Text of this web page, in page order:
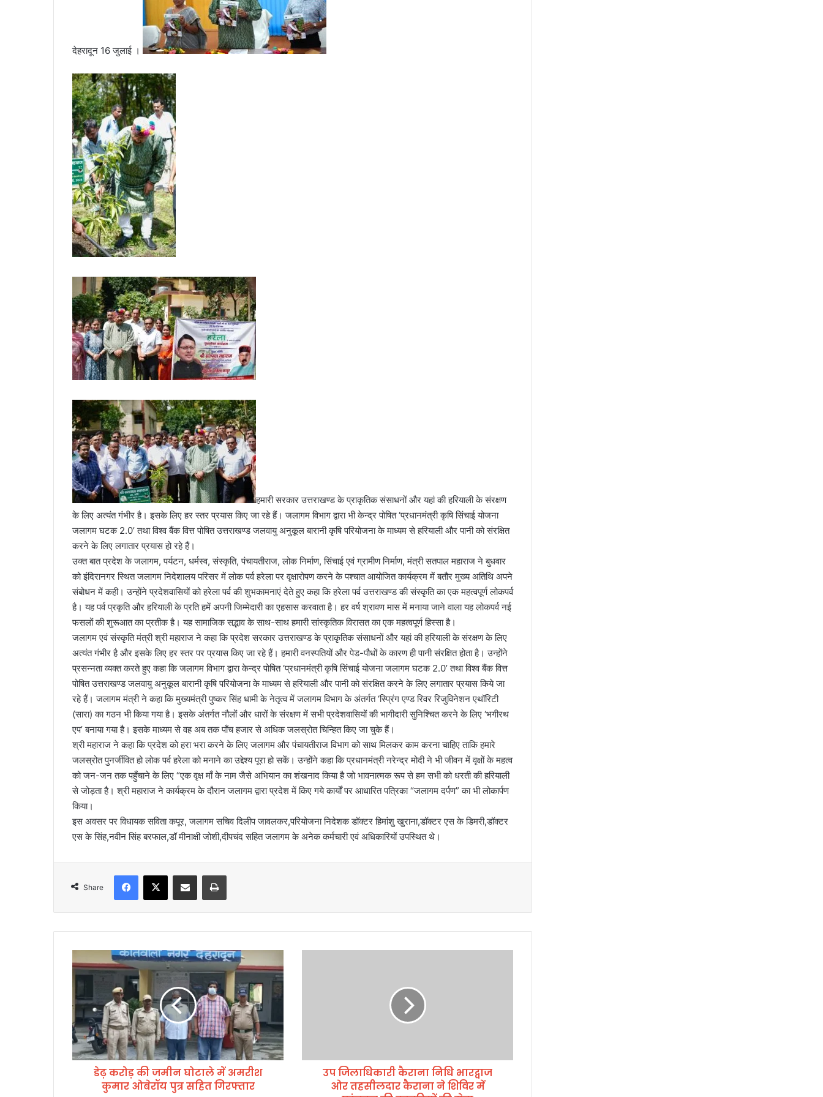
देहरादून 16 जुलाई ।
हमारी सरकार उत्तराखण्ड के प्राकृतिक संसाधनों और यहां की हरियाली के संरक्षण
के लिए अत्यंत गंभीर है। इसके लिए हर स्तर प्रयास किए जा रहे हैं। जलागम विभाग द्वारा भी केन्द्र पोषित ‘प्रधानमंत्री कृषि सिंचाई योजना
जलागम घटक 2.0’ तथा विश्व बैंक वित्त पोषित उत्तराखण्ड जलवायु अनुकूल बारानी कृषि परियोजना के माध्यम से हरियाली और पानी को संरक्षित
करने के लिए लगातार प्रयास हो रहे हैं।
उक्त बात प्रदेश के जलागम, पर्यटन, धर्मस्व, संस्कृति, पंचायतीराज, लोक निर्माण, सिंचाई एवं ग्रामीण निर्माण, मंत्री सतपाल महाराज ने बुधवार
को इंदिरानगर स्थित जलागम निदेशालय परिसर में लोक पर्व हरेला पर वृक्षारोपण करने के पश्चात आयोजित कार्यक्रम में बतौर मुख्य अतिथि अपने
संबोधन में कही। उन्होंने प्रदेशवासियों को हरेला पर्व की शुभकामनाएं देते हुए कहा कि हरेला पर्व उत्तराखण्ड की संस्कृति का एक महत्वपूर्ण लोकपर्व
है। यह पर्व प्रकृति और हरियाली के प्रति हमें अपनी जिम्मेदारी का एहसास करवाता है। हर वर्ष श्रावण मास में मनाया जाने वाला यह लोकपर्व नई
फसलों की शुरूआत का प्रतीक है। यह सामाजिक सद्भाव के साथ-साथ हमारी सांस्कृतिक विरासत का एक महत्वपूर्ण हिस्सा है।
जलागम एवं संस्कृति मंत्री श्री महाराज ने कहा कि प्रदेश सरकार उत्तराखण्ड के प्राकृतिक संसाधनों और यहां की हरियाली के संरक्षण के लिए
अत्यंत गंभीर है और इसके लिए हर स्तर पर प्रयास किए जा रहे हैं। हमारी वनस्पतियों और पेड-पौधों के कारण ही पानी संरक्षित होता है। उन्होंने
प्रसन्नता व्यक्त करते हुए कहा कि जलागम विभाग द्वारा केन्द्र पोषित ‘प्रधानमंत्री कृषि सिंचाई योजना जलागम घटक 2.0’ तथा विश्व बैंक वित्त
पोषित उत्तराखण्ड जलवायु अनुकूल बारानी कृषि परियोजना के माध्यम से हरियाली और पानी को संरक्षित करने के लिए लगातार प्रयास किये जा
रहे हैं। जलागम मंत्री ने कहा कि मुख्यमंत्री पुष्कर सिंह धामी के नेतृत्व में जलागम विभाग के अंतर्गत ‘स्प्रिंग एण्ड रिवर रिजुविनेशन एथॉरिटी
(सारा) का गठन भी किया गया है। इसके अंतर्गत नौलों और धारों के संरक्षण में सभी प्रदेशवासियों की भागीदारी सुनिश्चित करने के लिए ‘भगीरथ
एप’ बनाया गया है। इसके माध्यम से वह अब तक पाँच हजार से अधिक जलस्रोत चिन्हित किए जा चुके हैं।
श्री महाराज ने कहा कि प्रदेश को हरा भरा करने के लिए जलागम और पंचायतीराज विभाग को साथ मिलकर काम करना चाहिए ताकि हमारे
जलस्रोत पुनर्जीवित हो लोक पर्व हरेला को मनाने का उद्देश्य पूरा हो सकें। उन्होंने कहा कि प्रधानमंत्री नरेन्द्र मोदी ने भी जीवन में वृक्षों के महत्व
को जन-जन तक पहुँचाने के लिए “एक वृक्ष माँ के नाम जैसे अभियान का शंखनाद किया है जो भावनात्मक रूप से हम सभी को धरती की हरियाली
से जोड़ता है। श्री महाराज ने कार्यक्रम के दौरान जलागम द्वारा प्रदेश में किए गये कार्यों पर आधारित पत्रिका “जलागम दर्पण” का भी लोकार्पण
किया।
इस अवसर पर विधायक सविता कपूर, जलागम सचिव दिलीप जावलकर,परियोजना निदेशक डॉक्टर हिमांशु खुराना,डॉक्टर एस के डिमरी,डॉक्टर
एस के सिंह,नवीन सिंह बरफाल,डॉ मीनाक्षी जोशी,दीपचंद सहित जलागम के अनेक कर्मचारी एवं अधिकारियों उपस्थित थे।
Share
ढ़
क
ड़
की
ज
मी
न
डेढ़ करोड़ की जमीन घोटाले में अमरीश
कुमार ओबेरॉय पुत्र सहित गिरफ्तार
रा
उप जिलाधिकारी कैराना निधि भारद्वाज
ओर तहसीलदार कैराना ने शिविर में